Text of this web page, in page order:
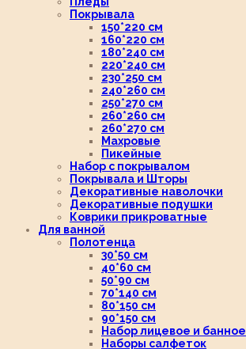
Покрывала
150*220 см
160*220 см
180*240 см
220*240 см
230*250 см
240*260 см
250*270 см
260*260 см
260*270 см
Махровые
Пикейные
Набор с покрывалом
Покрывала и Шторы
Декоративные наволочки
Декоративные подушки
Коврики прикроватные
Для ванной
Полотенца
30*50 см
40*60 см
50*90 см
70*140 см
80*150 см
90*150 см
Набор лицевое и банное
Наборы салфеток